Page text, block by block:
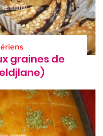
graines de